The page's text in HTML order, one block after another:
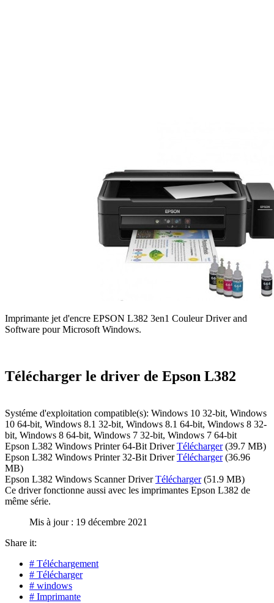
Imprimante jet d'encre EPSON L382 3en1 Couleur Driver and
Software pour Microsoft Windows.
Télécharger le driver de Epson L382
Systéme d'exploitation compatible(s): Windows 10 32-bit, Windows
10 64-bit, Windows 8.1 32-bit, Windows 8.1 64-bit, Windows 8 32-
bit, Windows 8 64-bit, Windows 7 32-bit, Windows 7 64-bit
Epson L382 Windows Printer 64-Bit DriverTélécharger(39.7 MB)
Epson L382 Windows Printer 32-Bit DriverTélécharger(36.96
MB)
Epson L382 Windows Scanner DriverTélécharger(51.9 MB)
Ce driver fonctionne aussi avec les imprimantes Epson L382 de
même série.
Mis à jour : 19 décembre 2021
Share it:
# Téléchargement
# Télécharger
# windows
# Imprimante